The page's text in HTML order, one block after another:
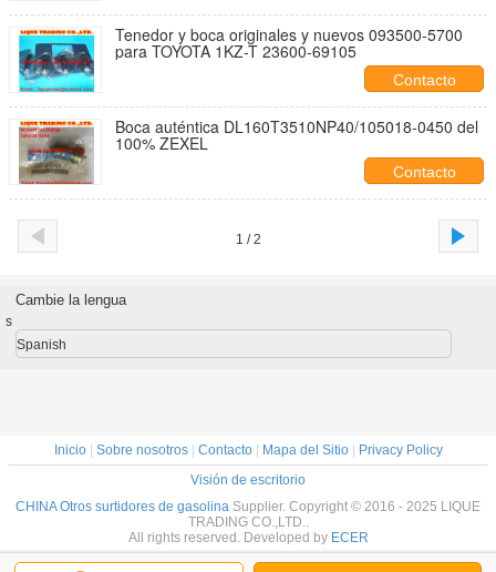
Tenedor y boca originales y nuevos 093500-5700
para TOYOTA 1KZ-T 23600-69105
Contacto
Boca auténtica DL160T3510NP40/105018-0450 del
100% ZEXEL
Contacto
1 / 2
Cambie la lengua
s
Spanish
Inicio| Sobre nosotros| Contacto| Mapa del Sitio|
Privacy Policy
Visión de escritorio
CHINA Otros surtidores de gasolina Supplier. Copyright © 2016 - 2025 LIQUE
TRADING CO.,LTD..
All rights reserved. Developed by ECER